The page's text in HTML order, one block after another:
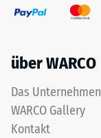
über WARCO
Das Unternehmen
WARCO Gallery
Kontakt